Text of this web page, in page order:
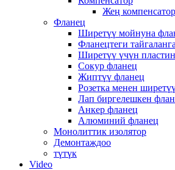
Жең
Фланец
Ширетүү мойнуна
Фланецтеги
Ширетүү үчүн
Сокур фланец
Жиптүү фланец
Розетка менен
Лап биргелешкен
Анкер фланец
Алюминий фланец
Монолиттик изолятор
Демонтаждоо
түтүк
Video